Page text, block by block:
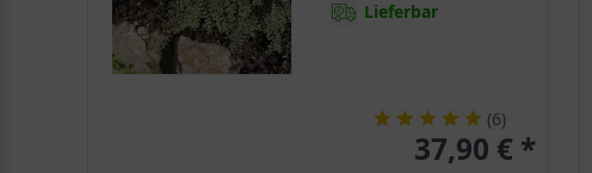
weiß(3)
Lieferbar
(6)
37,90 € *